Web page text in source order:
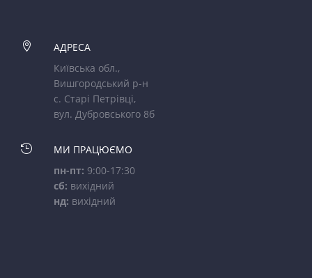

АДРЕСА
Київська обл.,
Вишгородський р-н
с. Старі Петрівці,
вул. Дубровського 8б

МИ ПРАЦЮЄМО
пн-пт: 9:00-17:30
сб: вихідний
нд: вихідний